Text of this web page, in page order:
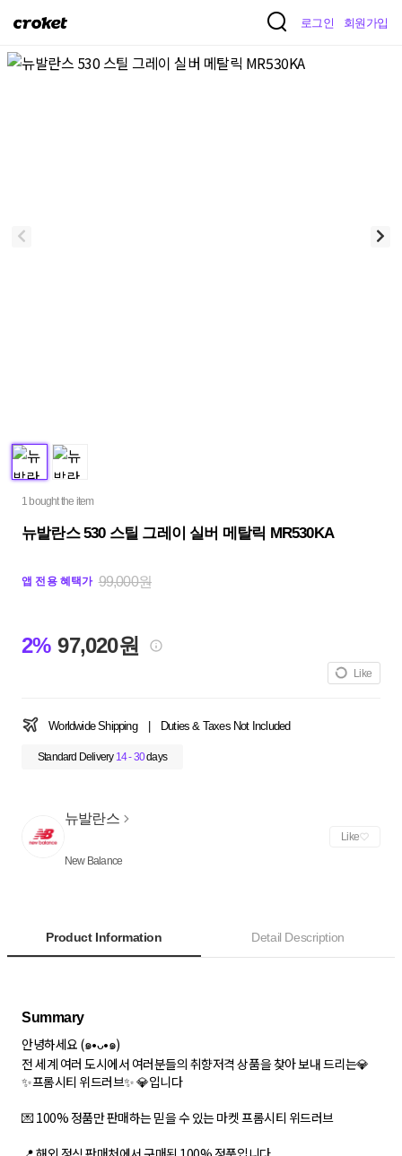
크
켓
로그인 회원가입
1 bought the item
뉴발란스 530 스틸 그레이 실버 메탈릭 MR530KA
앱 전용 혜택가 99,000원
2% 97,020원
Like
Worldwide Shipping Duties & Taxes Not Included
Standard Delivery 14 - 30days
뉴발란스
New Balance
Like
Product Information Detail Description
Summary
안녕하세요 (๑•ᴗ•๑)
전 세계 여러 도시에서 여러분들의 취향저격 상품을 찾아 보내 드리는💎
✨프롬시티 위드러브✨ 💎입니다
💌 100% 정품만 판매하는 믿을 수 있는 마켓 프롬시티 위드러브